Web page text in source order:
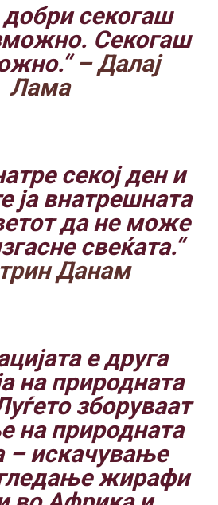
добри секогаш
Секогаш
– Далај
Лама
секој ден и
ја внатрешната
да не може
свеќата.“
Данам
е друга
на природната
зборуваат
на природната
– искачување
жирафи